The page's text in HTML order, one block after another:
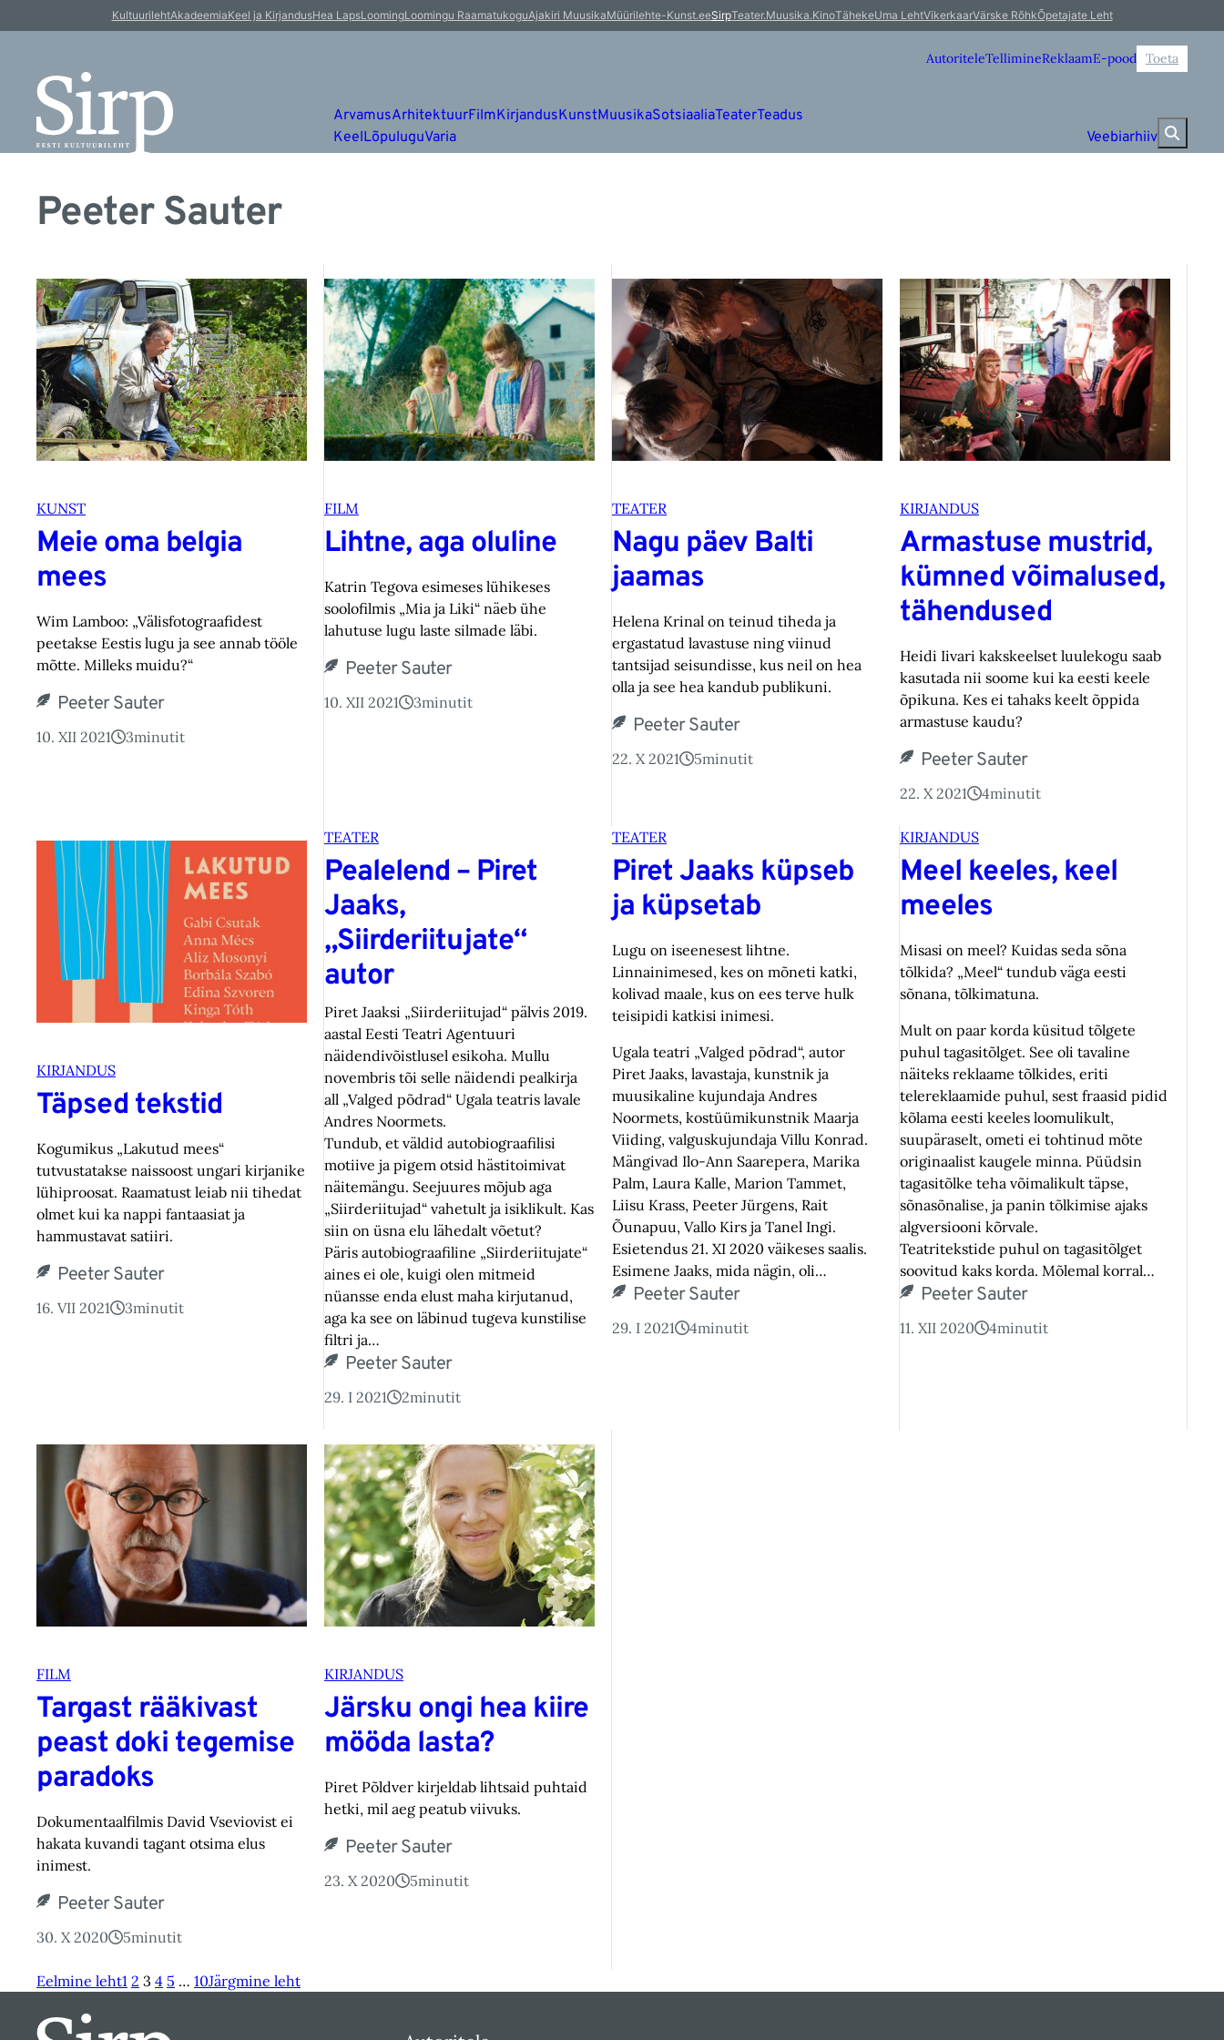
KultuurilehtAkadeemiaKeel ja KirjandusHea LapsLoomingLoomingu RaamatukoguAjakiri MuusikaMüürilehte-Kunst.eeSirpTeater.Muusika.KinoTähekeUma LehtVikerkaarVärske RõhkÕpetajate Leht
AutoriteleTellimineReklaamE-pood Toeta
ArvamusArhitektuurFilmKirjandusKunstMuusikaSotsiaaliaTeaterTeadus
KeelLõpuluguVaria Veebiarhiiv
Peeter Sauter
KUNST
Meie oma belgia
mees
Wim Lamboo: „Välisfotograafidest
peetakse Eestis lugu ja see annab tööle
mõtte. Milleks muidu?“
Peeter Sauter
10. XII 2021 3minutit
FILM
Lihtne, aga oluline
Katrin Tegova esimeses lühikeses
soolofilmis „Mia ja Liki“ näeb ühe
lahutuse lugu laste silmade läbi.
Peeter Sauter
10. XII 2021 3minutit
TEATER
Nagu päev Balti
jaamas
Helena Krinal on teinud tiheda ja
ergastatud lavastuse ning viinud
tantsijad seisundisse, kus neil on hea
olla ja see hea kandub publikuni.
Peeter Sauter
22. X 2021 5minutit
KIRJANDUS
Armastuse mustrid,
kümned võimalused,
tähendused
Heidi Iivari kakskeelset luulekogu saab
kasutada nii soome kui ka eesti keele
õpikuna. Kes ei tahaks keelt õppida
armastuse kaudu?
Peeter Sauter
22. X 2021 4minutit
KIRJANDUS
Täpsed tekstid
Kogumikus „Lakutud mees“
tutvustatakse naissoost ungari kirjanike
lühiproosat. Raamatust leiab nii tihedat
olmet kui ka nappi fantaasiat ja
hammustavat satiiri.
Peeter Sauter
16. VII 2021 3minutit
TEATER
Pealelend – Piret
Jaaks,
„Siirderiitujate“
autor
Piret Jaaksi „Siirderiitujad“ pälvis 2019.
aastal Eesti Teatri Agentuuri
näidendivõistlusel esikoha. Mullu
novembris tõi selle näidendi pealkirja
all „Valged põdrad“ Ugala teatris lavale
Andres Noormets.
Tundub, et väldid autobiograafilisi
motiive ja pigem otsid hästitoimivat
näitemängu. Seejuures mõjub aga
„Siirderiitujad“ vahetult ja isiklikult. Kas
siin on üsna elu lähedalt võetut?
Päris autobiograafiline „Siirderiitujate“
aines ei ole, kuigi olen mitmeid
nüansse enda elust maha kirjutanud,
aga ka see on läbinud tugeva kunstilise
filtri ja…
Peeter Sauter
29. I 2021 2minutit
TEATER
Piret Jaaks küpseb
ja küpsetab
Lugu on iseenesest lihtne.
Linnainimesed, kes on mõneti katki,
kolivad maale, kus on ees terve hulk
teisipidi katkisi inimesi.
Ugala teatri „Valged põdrad“, autor
Piret Jaaks, lavastaja, kunstnik ja
muusikaline kujundaja Andres
Noormets, kostüümikunstnik Maarja
Viiding, valguskujundaja Villu Konrad.
Mängivad Ilo-Ann Saarepera, Marika
Palm, Laura Kalle, Marion Tammet,
Liisu Krass, Peeter Jürgens, Rait
Õunapuu, Vallo Kirs ja Tanel Ingi.
Esietendus 21. XI 2020 väikeses saalis.
Esimene Jaaks, mida nägin, oli…
Peeter Sauter
29. I 2021 4minutit
KIRJANDUS
Meel keeles, keel
meeles
Misasi on meel? Kuidas seda sõna
tõlkida? „Meel“ tundub väga eesti
sõnana, tõlkimatuna.
Mult on paar korda küsitud tõlgete
puhul tagasitõlget. See oli tavaline
näiteks reklaame tõlkides, eriti
telereklaamide puhul, sest fraasid pidid
kõlama eesti keeles loomulikult,
suupäraselt, ometi ei tohtinud mõte
originaalist kaugele minna. Püüdsin
tagasitõlke teha võimalikult täpse,
sõnasõnalise, ja panin tõlkimise ajaks
algversiooni kõrvale.
Teatritekstide puhul on tagasitõlget
soovitud kaks korda. Mõlemal korral…
Peeter Sauter
11. XII 2020 4minutit
FILM
Targast rääkivast
peast doki tegemise
paradoks
Dokumentaalfilmis David Vseviovist ei
hakata kuvandi tagant otsima elus
inimest.
Peeter Sauter
30. X 2020 5minutit
KIRJANDUS
Järsku ongi hea kiire
mööda lasta?
Piret Põldver kirjeldab lihtsaid puhtaid
hetki, mil aeg peatub viivuks.
Peeter Sauter
23. X 2020 5minutit
Eelmine leht1 2 3 4 5 … 10Järgmine leht